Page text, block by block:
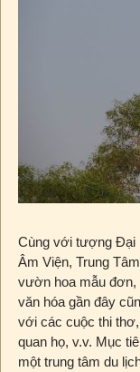
Cùng với tượng Đại
Âm Viện, Trung
vườn hoa mẫu đơn,
văn hóa gần đây
với các cuộc thi
quan họ, v.v. Mục
một trung tâm du